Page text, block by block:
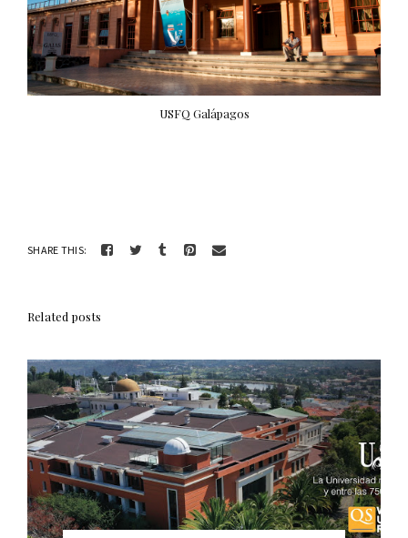
USFQ Galápagos
SHARE THIS:
Related posts